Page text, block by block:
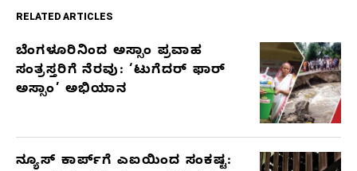
RELATED ARTICLES
RELATED
ARTICLES
ಬೆಂಗಳೂರಿನಿಂದ ಅಸ್ಸಾಂ ಪ್ರವಾಹ
ಸಂತ್ರಸ್ತರಿಗೆ ನೆರವು: ‘ಟುಗೆದರ್ ಫಾರ್
ಅಸ್ಸಾಂ’ ಅಭಿಯಾನ
ನ್ಯೂಸ್ ಕಾರ್ಪ್‌ಗೆ ಎಐಯಿಂದ ಸಂಕಷ್ಟ: